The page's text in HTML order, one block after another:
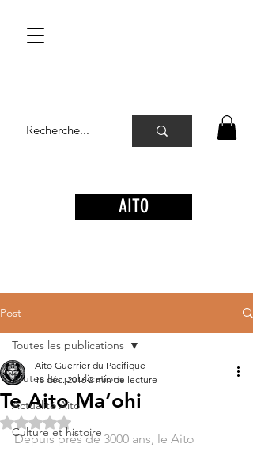
AITO
Post
Toutes les publications
Actualité Aito
Culture et histoire
Toutes les publications
Te Aito Ma’ohi
Aito Guerrier du Pacifique
18 déc. 2016 2 min de lecture
Noté NaN étoiles sur 5.
Depuis près de 3000 ans, le Aito